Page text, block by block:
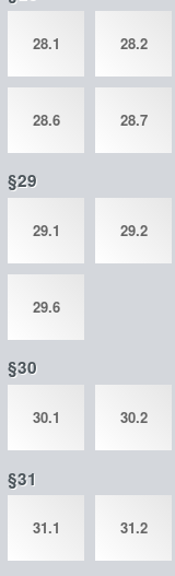
28.1 28.2
28.6 28.7
§29
29.1 29.2
29.6
§30
30.1 30.2
§31
31.1 31.2